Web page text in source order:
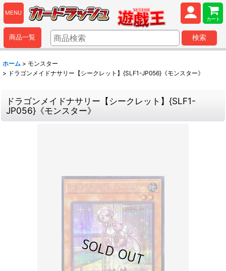
MENU
カート
商品一覧 検索
ホーム > モンスター
> ドラゴンメイドナサリー【シークレット】{SLF1-JP056}《モンスター》
ドラゴンメイドナサリー【シークレット】{SLF1-
JP056}《モンスター》